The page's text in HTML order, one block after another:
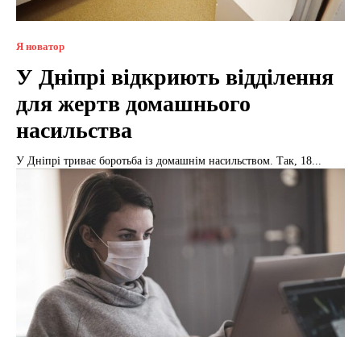
Я новатор
У Дніпрі відкриють відділення
для жертв домашнього
насильства
У Дніпрі триває боротьба із домашнім насильством. Так, 18...